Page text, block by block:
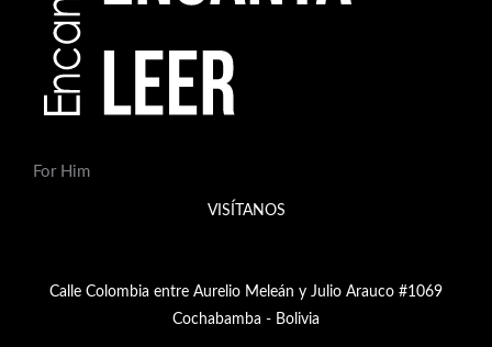
For Him
VISÍTANOS
Calle Colombia entre Aurelio Meleán y Julio Arauco #1069
Cochabamba - Bolivia